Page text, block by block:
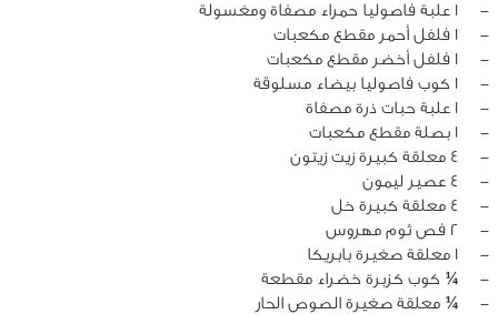
‏-
1 علبة فاصوليا حمراء مصفاة ومغسولة
‏-
1 فلفل أحمر مقطع مكعبات
‏-
1 فلفل أخضر مقطع مكعبات
‏-
1 كوب فاصوليا بيضاء مسلوقة
‏-
1 علبة حبات ذرة مصفاة
‏-
1 بصلة مقطع مكعبات
‏-
4 معلقة كبيرة زيت زيتون
‏-
4 عصير ليمون
‏-
4 معلقة كبيرة خل
‏-
2 فص ثوم مهروس
‏-
1 معلقة صغيرة بابريكا
‏-
¼ كوب كزبرة خضراء مقطعة
‏-
¼ معلقة صغيرة الصوص الحار